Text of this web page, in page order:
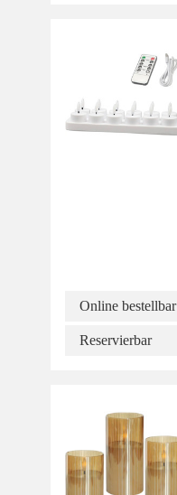
Online bestellbar
Reservierbar